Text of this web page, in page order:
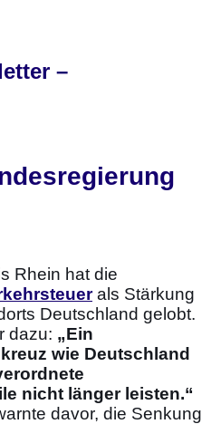
–
Rhein hat die
als Stärkung
Deutschland gelobt.
dazu: „Ein
wie Deutschland
nicht länger leisten.“
davor, die Senkung